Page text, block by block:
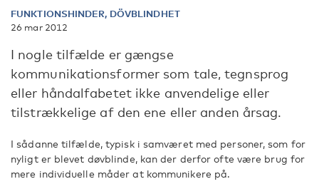
FUNKTIONSHINDER, DÖVBLINDHET
26 mar 2012
I nogle tilfælde er gængse
kommunikationsformer som tale, tegnsprog
eller håndalfabetet ikke anvendelige eller
tilstrækkelige af den ene eller anden årsag.
I sådanne tilfælde, typisk i samværet med personer, som for
nyligt er blevet døvblinde, kan der derfor ofte være brug for
mere individuelle måder at kommunikere på.